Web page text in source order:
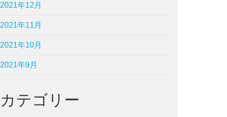
2021年12月
2021年11月
2021年10月
2021年9月
カテゴリー